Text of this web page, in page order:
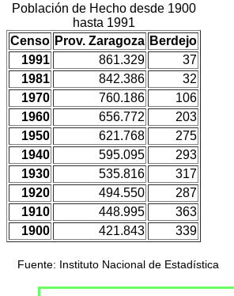
Población de Hecho desde 1900
hasta 1991
Censo Prov. Zaragoza Berdejo
1991
861.329
37
1981
842.386
32
1970
760.186
106
1960
656.772
203
1950
621.768
275
1940
595.095
293
1930
535.816
317
1920
494.550
287
1910
448.995
363
1900
421.843 339
Fuente: Instituto Nacional de Estadística